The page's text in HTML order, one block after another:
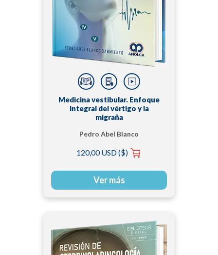
Medicina vestibular. Enfoque
integral del vértigo y la
migraña
Pedro Abel Blanco
120,00 USD ($)
Ver más